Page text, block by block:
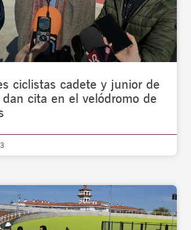
ciclistas cadete y junior de
dan cita en el velódromo de